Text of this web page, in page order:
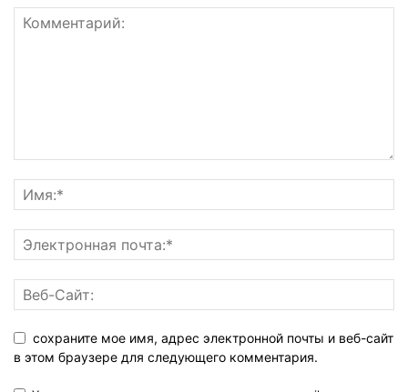
сохраните мое имя, адрес электронной почты и веб-сайт
в этом браузере для следующего комментария.